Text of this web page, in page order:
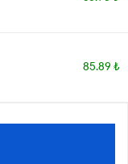
85.89 ₺